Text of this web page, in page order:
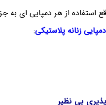
استفاده از هر دمپایی ای به
دمپایی زنانه پلاستیکی:
بی نظیر